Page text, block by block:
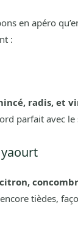
en apéro
:
radis, et
parfait avec
tièdes,